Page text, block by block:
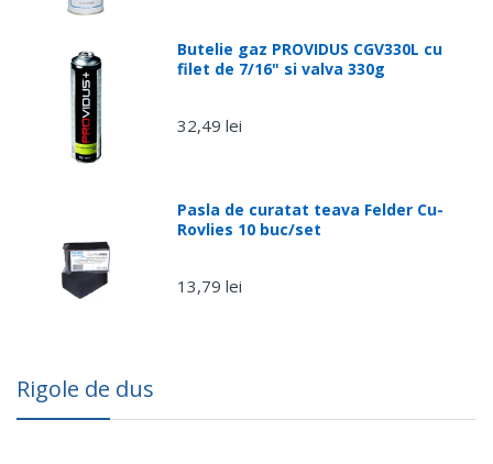
Butelie gaz PROVIDUS CGV330L cu
filet de 7/16" si valva 330g
32,49 lei
Pasla de curatat teava Felder Cu-
Rovlies 10 buc/set
13,79 lei
Rigole de dus